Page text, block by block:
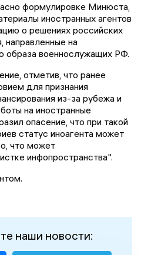
формулировке Минюста,
иностранных агентов
о решениях российских
направленные на
образа военнослужащих РФ.
отметив, что ранее
для признания
из-за рубежа и
на иностранные
опасение, что при такой
статус иноагента может
что может
инфопространства".
наши новости: